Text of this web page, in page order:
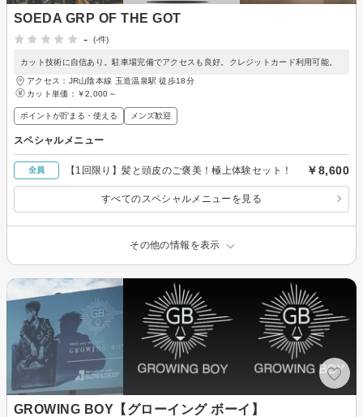
SOEDA GRP OF THE GOT
-
(-件)
カット技術に自信あり。駐車場完備でアクセスも良好。クレジットカード利用可能。
アクセス：JR山陰本線 玉造温泉駅 徒歩18分
カット単価： ￥2,000～
ポイントが貯まる・使える メンズ歓迎
スペシャルメニュー
全員 【1回限り】髪と頭皮のご褒美！極上体験セット！ ￥8,600
すべてのスペシャルメニューを見る
その他の情報を表示
GROWING BOY【グローイング ボーイ】